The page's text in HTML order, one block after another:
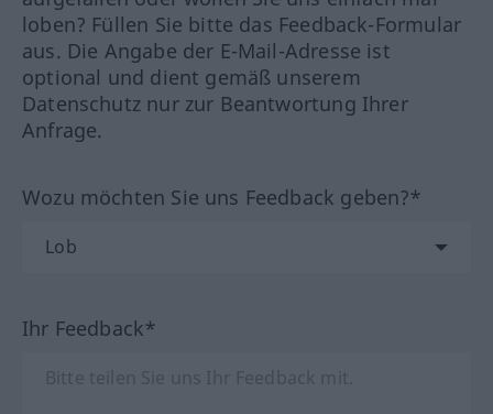
loben? Füllen Sie bitte das Feedback-Formular
aus. Die Angabe der E-Mail-Adresse ist
optional und dient gemäß unserem
Datenschutz nur zur Beantwortung Ihrer
Anfrage.
Wozu möchten Sie uns Feedback geben?*
Ihr Feedback*